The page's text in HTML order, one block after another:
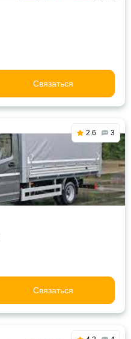
Связаться
2.6 3
Связаться